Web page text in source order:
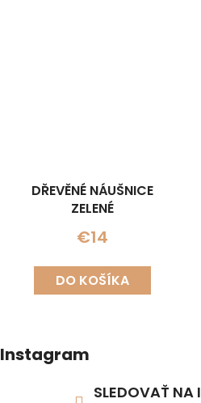
DŘEVĚNÉ NÁUŠNICE
ZELENÉ
€14
DO KOŠÍKA
Instagram
SLEDOVAŤ NA